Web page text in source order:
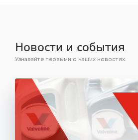
Новости и события
Узнавайте первыми о наших новостях